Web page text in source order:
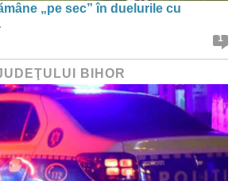
„pe sec” în duelurile cu
1
BIHOR